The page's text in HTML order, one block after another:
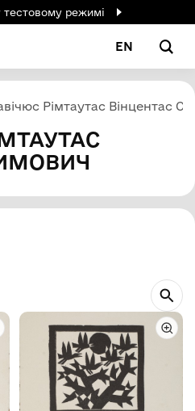
режимі
EN
Рімтаутас Вінцентас